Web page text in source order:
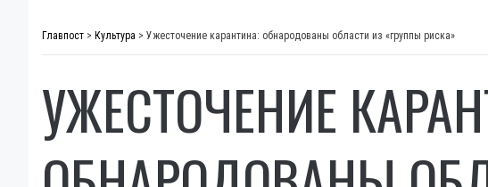
Главпост > Культура > Ужесточение карантина: обнародованы области из «группы риска»
УЖЕСТОЧЕНИЕ